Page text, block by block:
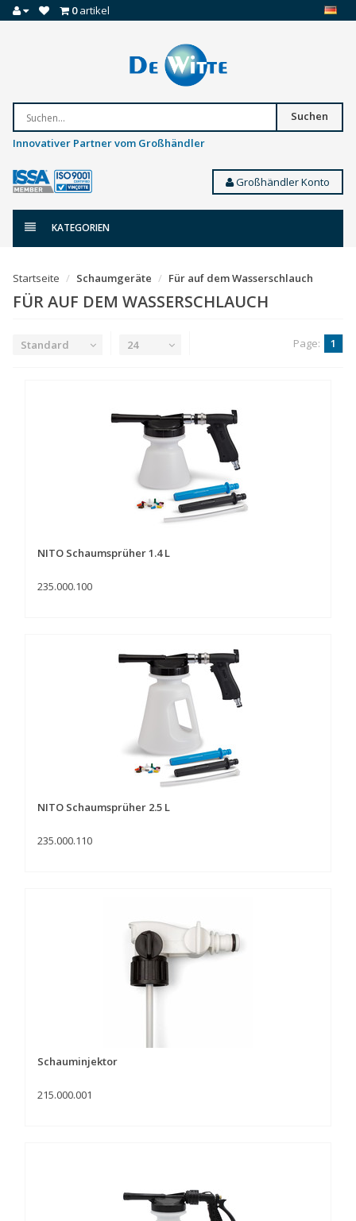
0artikel
Suchen
Innovativer Partner vom Großhändler
Großhändler Konto
KATEGORIEN
Startseite Schaumgeräte Für auf dem Wasserschlauch
FÜR AUF DEM WASSERSCHLAUCH
Standard 24 Page: 1
NITO Schaumsprüher 1.4 L
235.000.100
NITO Schaumsprüher 2.5 L
235.000.110
Schauminjektor
215.000.001